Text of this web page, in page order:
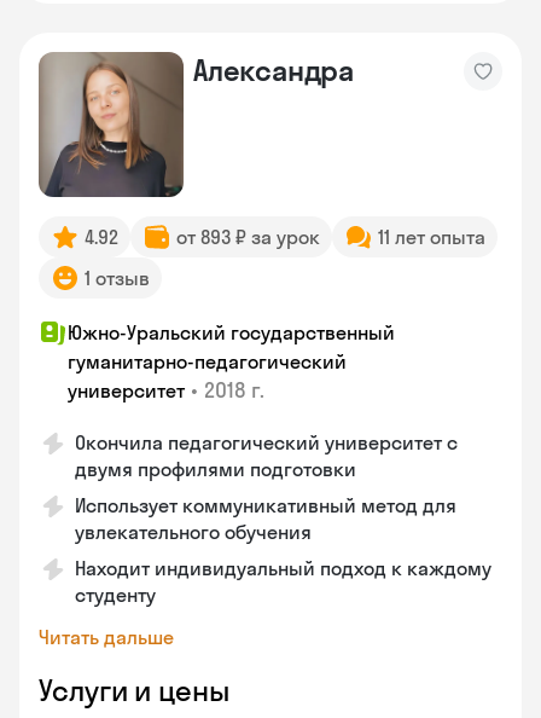
Александра
4.92 от 893 ₽ за урок
11 лет опыта
1 отзыв
Южно-Уральский государственный
гуманитарно-педагогический
университет • 2018 г.
Окончила педагогический университет с
двумя профилями подготовки
Использует коммуникативный метод для
увлекательного обучения
Находит индивидуальный подход к каждому
студенту
Читать дальше
Услуги и цены